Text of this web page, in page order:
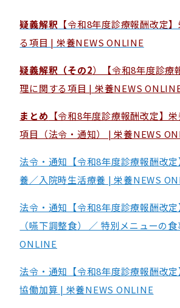
疑義解釈 【令和8年度診療報酬改定
る項目 | 栄養NEWS ONLINE
疑義解釈（その2）【令和8年度診療
理に関する項目 | 栄養NEWS
まとめ 【令和8年度診療報酬改定】
項目（法令・通知） | 栄養NEWS
法令・通知【令和8年度診療報酬改
養／入院時生活療養 | 栄養NEWS
法令・通知【令和8年度診療報酬改
（嚥下調整食） ／ 特別メニューの
ONLINE
法令・通知【令和8年度診療報酬改
協働加算 | 栄養NEWS ONLINE